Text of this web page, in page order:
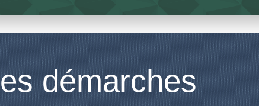
démarches